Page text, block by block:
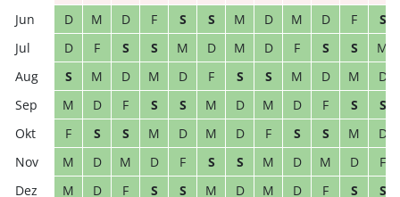
D
M D F S S M D M D F
S
D
F S S M D M D F S S
M
S
M D M D F S S M D M
D
M
D F S S M D M D F S
S
F
S S M D M D F S S M
D
M
D M D F S S M D M D
F
M
D F S S M D M D F S S